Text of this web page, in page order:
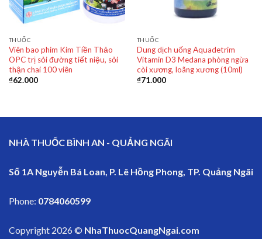
THUỐC
Viên bao phim Kim Tiền Thảo
OPC trị sỏi đường tiết niệu, sỏi
thận chai 100 viên
₫62.000
THUỐC
Dung dịch uống Aquadetrim
Vitamin D3 Medana phòng ngừa
còi xương, loãng xương (10ml)
₫71.000
NHÀ THUỐC BÌNH AN - QUẢNG NGÃI
Số 1A Nguyễn Bá Loan, P. Lê Hồng Phong, TP. Quảng Ngãi
Phone: 0784060599
Copyright 2026 © NhaThuocQuangNgai.com